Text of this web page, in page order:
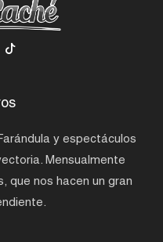
y espectáculos
Mensualmente
que nos hacen un gran